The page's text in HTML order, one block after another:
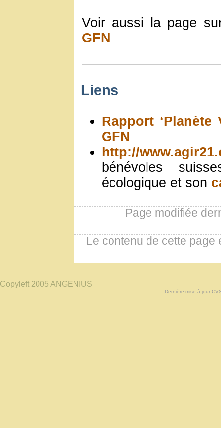
Voir aussi la page
GFN
Liens
Rapport ‘Planète
GFN
http://
bénévoles
écologique et son
Page modifiée
Le contenu de cette
Copyleft 2005 ANGENIUS
Dernière mise à jour